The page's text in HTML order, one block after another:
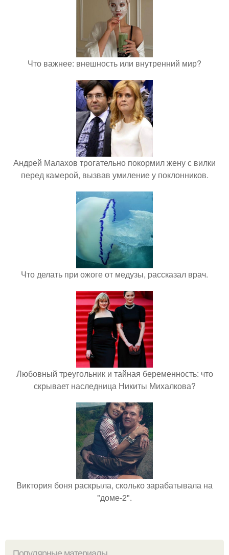
Что важнее: внешность или внутренний мир?
Андрей Малахов трогательно покормил жену с вилки
перед камерой, вызвав умиление у поклонников.
Что делать при ожоге от медузы, рассказал врач.
Любовный треугольник и тайная беременность: что
скрывает наследница Никиты Михалкова?
Виктория боня раскрыла, сколько зарабатывала на
"доме-2".